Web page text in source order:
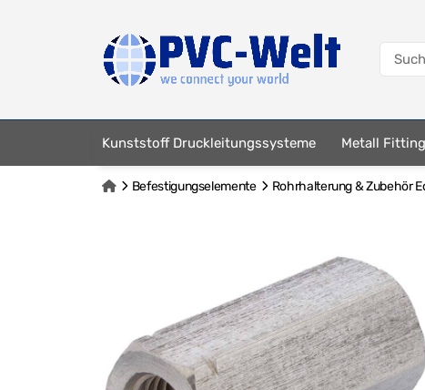
Kunststoff Druckleitungssysteme Metall
Befestigungselemente Rohrhalterung & Zubehör